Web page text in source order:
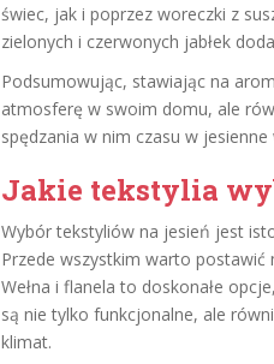
świec, jak i poprzez woreczki z
zielonych i czerwonych jabłek
Podsumowując, stawiając na
atmosferę w swoim domu, ale
spędzania w nim czasu w jesienne
Jakie tekstylia
Wybór tekstyliów na jesień jest
Przede wszystkim warto postawić
Wełna i flanela to doskonałe
są nie tylko funkcjonalne, ale
klimat.